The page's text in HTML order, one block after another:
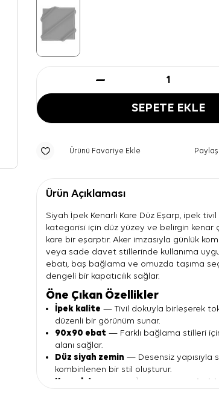
SEPETE EKLE
Ürünü Favoriye Ekle Paylaş
Ürün Açıklaması
Siyah İpek Kenarlı Kare Düz Eşarp, ipek
kategorisi için düz yüzey ve belirgin kenar
kare bir eşarptır. Aker imzasıyla günlük
veya sade davet stillerinde kullanıma
ebatı, baş bağlama ve omuzda taşıma
dengeli bir kapatıcılık sağlar.
Öne Çıkan Özellikler
İpek kalite — Tivil dokuyla birleşerek
düzenli bir görünüm sunar.
90x90 ebat — Farklı bağlama stilleri
alanı sağlar.
Düz siyah zemin — Desensiz yapısıyla
kombinlenen bir stil oluşturur.
Kenarlı tasarım
— İnce çerçeve çizgisi,